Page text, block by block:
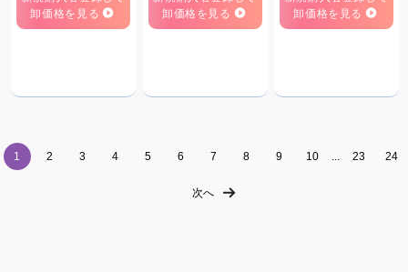
卸価格を見る
卸価格を見る
卸価格を見る
1 2 3 4 5 6 7 8 9 10 ... 23 24
次へ